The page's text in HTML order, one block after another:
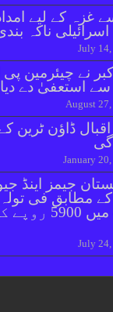
غزہ کے لیے
اسرائیلی ناکہ
July
نے چیئرمین
استعفیٰ دے دیا
August
اقبال ڈاؤن ٹرین
January
جیمز اینڈ
کے مطابق فی
قیمت میں
July